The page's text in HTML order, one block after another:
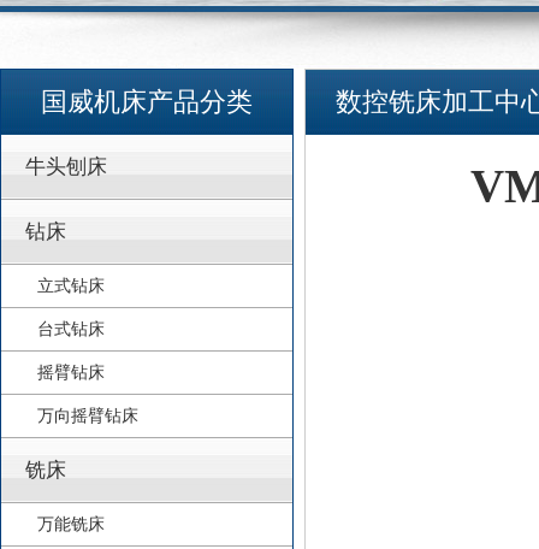
国威机床产品分类
牛头刨床
钻床
立式钻床
台式钻床
摇臂钻床
万向摇臂钻床
铣床
万能铣床
数控铣床加工中